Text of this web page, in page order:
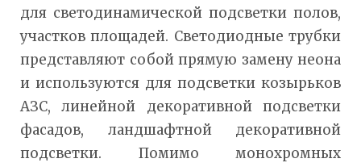
для светодинамической подсветки полов,
участков площадей. Светодиодные трубки
представляют собой прямую замену неона
и используются для подсветки козырьков
АЗС, линейной декоративной подсветки
фасадов, ландшафтной декоративной
подсветки. Помимо монохромных